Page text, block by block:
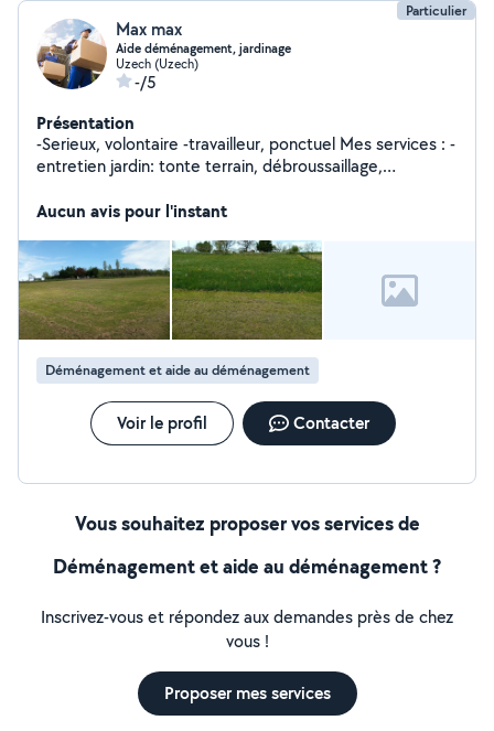
Particulier
Max max
Aide déménagement, jardinage
Uzech (Uzech)
-/5
Présentation
-Serieux, volontaire -travailleur, ponctuel Mes services : -
entretien jardin: tonte terrain, débroussaillage,
grange
Aucun avis pour l'instant
Déménagement et aide au déménagement
Voir le profil Contacter
Vous souhaitez proposer vos services de
Déménagement et aide au déménagement ?
Inscrivez-vous et répondez aux demandes près de chez
vous !
Proposer mes services